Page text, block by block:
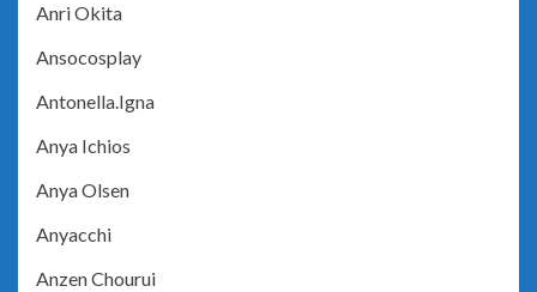
Anri Okita
Ansocosplay
Antonella.Igna
Anya Ichios
Anya Olsen
Anyacchi
Anzen Chourui